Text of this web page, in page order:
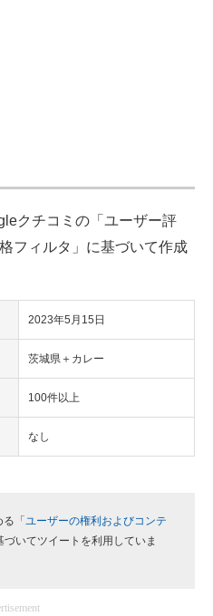
クチコミの「ユーザー評
フィルタ」に基づいて作成
2023年5月15日
茨城県＋カレー
100件以上
なし
「 ユーザーの権利およびコンテ
づいてツイートを利用していま